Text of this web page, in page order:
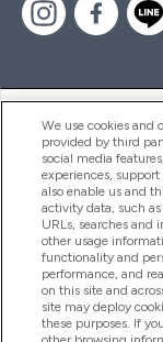
ヘルプ＆ガイド
商品について
会社概要
We use cookies and
provided by third
social media
experiences,
also enable us and
activity data, such
URLs, searches and
other usage
functionality and
performance, and
on this site and
site may deploy
these purposes. If